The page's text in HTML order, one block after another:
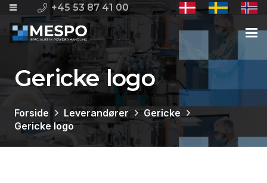
+45 53 87 41 00
Gericke logo
Forside Leverandører
Gericke
Gericke logo